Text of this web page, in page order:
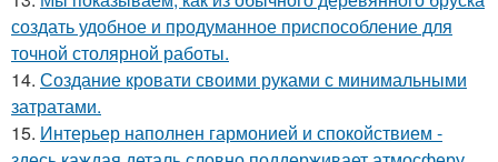
создать удобное и продуманное приспособление для
точной столярной работы.
14. Создание кровати своими руками с минимальными
затратами.
15. Интерьер наполнен гармонией и спокойствием -